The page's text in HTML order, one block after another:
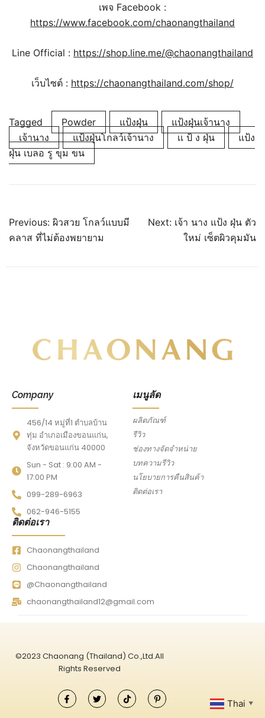
เพจ Facebook :
https://www.facebook.com/chaonangthailand
Line Official : https://shop.line.me/@chaonangthailand
เว็บไซต์ : https://chaonangthailand.com/shop/
Tagged Powder แป้งฝุ่น
แป้งฝุ่นเจ้านาง
เจ้านาง
แป้งฝุ่นโกลว์เจ้านาง เเ ป้ ง ฝุ่น
แป้ง
ฝุ่น เบลอ รู ขุม ขน
Previous: ผิวสวย โกลว์แบบมี
คลาส ที่ไม่ต้องพยายาม
Next: เจ้า นาง แป้ง ฝุ่น ตัว
ใหม่ เซ็ตผิวคุมมัน
Company
456/14 หมู่ที่1 ตำบลบ้าน
ทุ่ม อำเภอเมืองขอนแก่น,
จังหวัดขอนแก่น 40000
Sun - Sat : 9:00 AM -
17:00 PM
099-289-6963
062-946-5155
เมนูลัด
ผลิตภัณฑ์
รีวิว
ช่องทางจัดจำหน่าย
บทความรีวิว
นโยบายการคืนสินค้า
ติดต่อเรา
ติดต่อเรา
Chaonangthailand
Chaonangthailand
@Chaonangthailand
chaonangthailand12@gmail.com
©2023 Chaonang (Thailand) Co.,Ltd.All
Rights Reserved
Thai ▼